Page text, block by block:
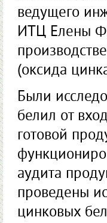
ведущего
ИТЦ Елены
(оксида
Были
белил от
готовой
аудита
проведены
цинковых